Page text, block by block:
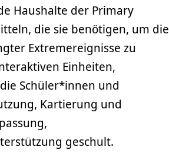
Haushalte der Primary
die sie benötigen, um die
Extremereignisse zu
Einheiten,
Schüler*innen und
Kartierung und
geschult.